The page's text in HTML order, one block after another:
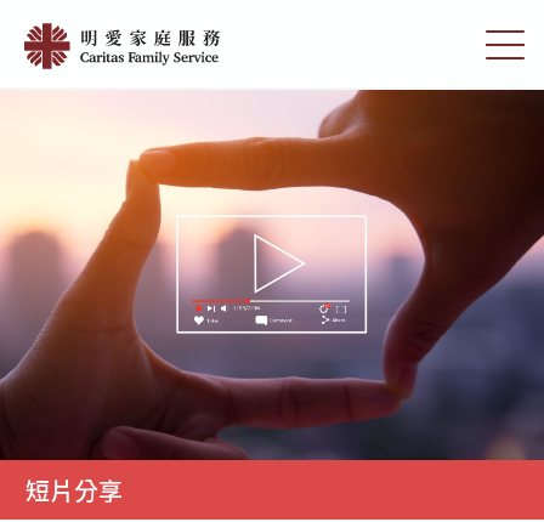
main
切
換
短
享
|
明
愛
家
庭
服
務
短片分享